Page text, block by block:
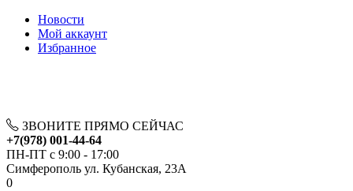
Новости
Мой аккаунт
Избранное
ЗВОНИТЕ ПРЯМО СЕЙЧАС
+7(978) 001-44-64
ПН-ПТ с 9:00 - 17:00
Симферополь ул. Кубанская, 23А
0